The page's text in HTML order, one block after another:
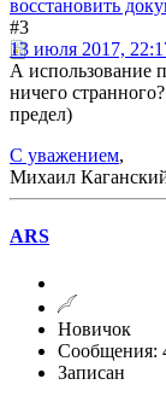
восстановить
#3
13 июля 2017,
А использование
ничего
предел)
С уважением,
Михаил
ARS
Новичок
Сообщения:
Записан